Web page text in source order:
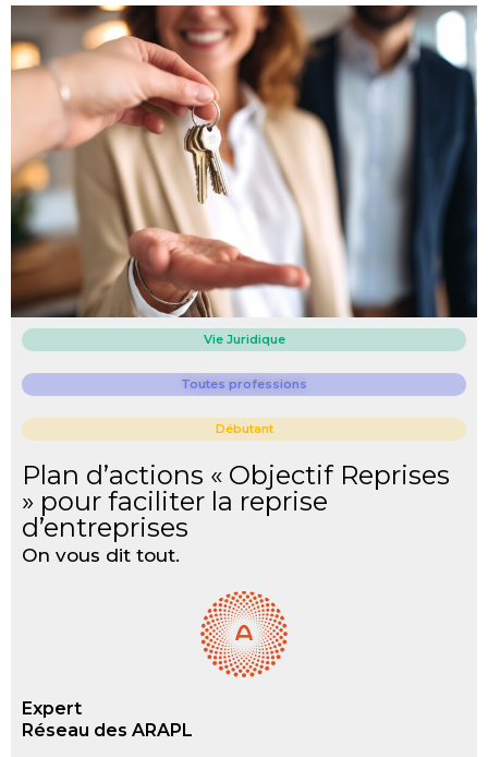
Vie Juridique
Toutes professions
Débutant
Plan d’actions « Objectif Reprises
» pour faciliter la reprise
d’entreprises
On vous dit tout.
Expert
Réseau des ARAPL